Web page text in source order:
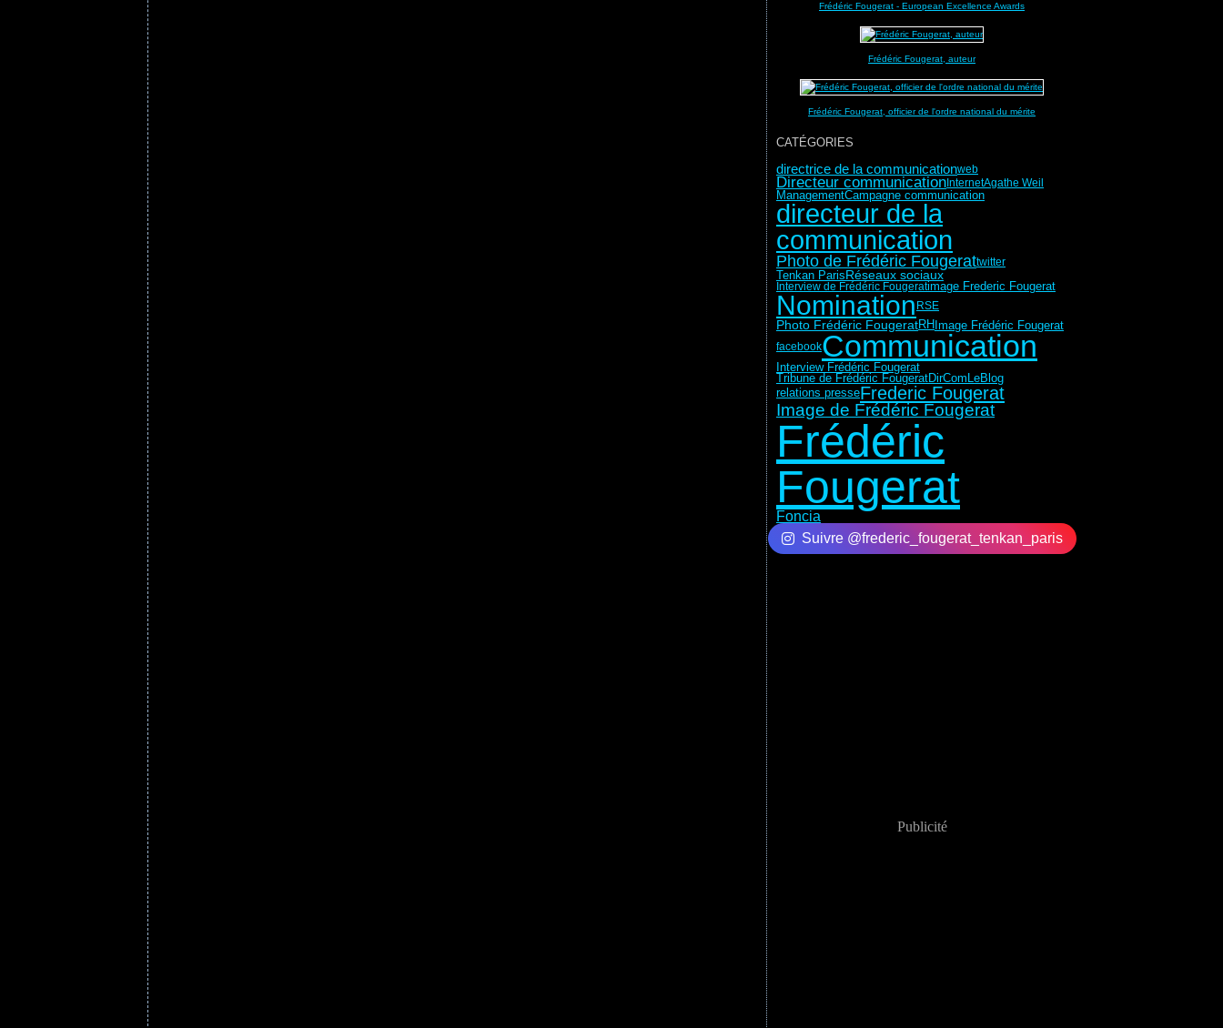
Frédéric Fougerat - European Excellence Awards
Frédéric Fougerat, auteur
Frédéric Fougerat, officier de l'ordre national du mérite
CATÉGORIES
directrice de la communicationweb
Directeur communication InternetAgathe Weil
ManagementCampagne communication
directeur de la
communication
Photo de Frédéric Fougerattwitter
Tenkan ParisRéseaux sociaux
Interview de Frédéric Fougeratimage Frederic Fougerat
Nomination RSE
Photo Frédéric FougeratRHImage Frédéric Fougerat
facebookCommunication
Interview Frédéric Fougerat
Tribune de Frédéric FougeratDirComLeBlog
relations presseFrederic Fougerat
Image de Frédéric Fougerat
Frédéric
Fougerat
Foncia
Suivre @frederic_fougerat_tenkan_paris
Publicité